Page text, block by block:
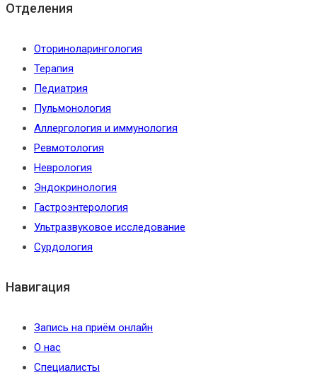
Отделения
Оториноларингология
Терапия
Педиатрия
Пульмонология
Аллергология и иммунология
Ревмотология
Неврология
Эндокринология
Гастроэнтерология
Ультразвуковое исследование
Сурдология
Навигация
Запись на приём онлайн
О нас
Специалисты